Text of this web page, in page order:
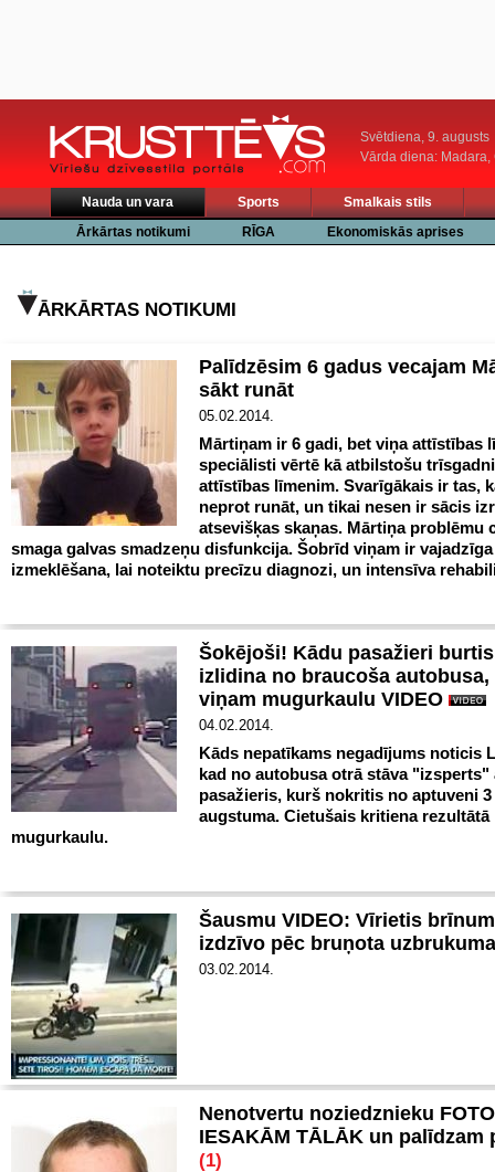
Svētdiena, 9. augusts
Vārda diena: Madara,
Nauda un vara Sports
Smalkais stils
Ārkārtas notikumi
RĪGA Ekonomiskās aprises
ĀRKĀRTAS NOTIKUMI
Palīdzēsim 6 gadus vecajam
sākt runāt
05.02.2014.
Mārtiņam ir 6 gadi, bet viņa attīstības
speciālisti vērtē kā atbilstošu
attīstības līmenim. Svarīgākais ir tas,
neprot runāt, un tikai nesen ir sācis
atsevišķas skaņas. Mārtiņa problēmu
smaga galvas smadzeņu disfunkcija. Šobrīd viņam ir
izmeklēšana, lai noteiktu precīzu diagnozi, un intensīva
Šokējoši! Kādu pasažieri
izlidina no braucoša autobusa,
viņam mugurkaulu VIDEO
04.02.2014.
Kāds nepatīkams negadījums noticis
kad no autobusa otrā stāva "izsperts"
pasažieris, kurš nokritis no aptuveni
augstuma. Cietušais kritiena rezultātā
mugurkaulu.
Šausmu VIDEO: Vīrietis
izdzīvo pēc bruņota
03.02.2014.
Nenotvertu noziedznieku
IESAKĀM TĀLĀK un palīdzam
(1)